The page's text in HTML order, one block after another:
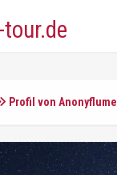
tour.de
Profil von Anonyflume